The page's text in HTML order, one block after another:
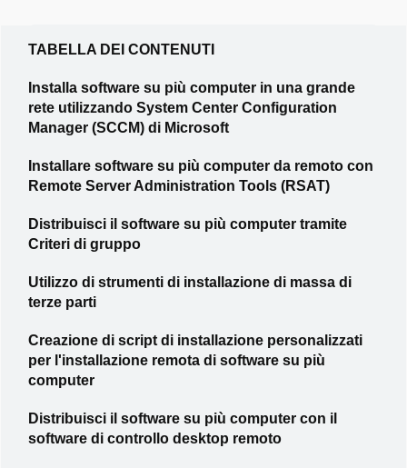
TABELLA DEI CONTENUTI
Installa software su più computer in una grande
rete utilizzando System Center Configuration
Manager (SCCM) di Microsoft
Installare software su più computer da remoto con
Remote Server Administration Tools (RSAT)
Distribuisci il software su più computer tramite
Criteri di gruppo
Utilizzo di strumenti di installazione di massa di
terze parti
Creazione di script di installazione personalizzati
per l'installazione remota di software su più
computer
Distribuisci il software su più computer con il
software di controllo desktop remoto